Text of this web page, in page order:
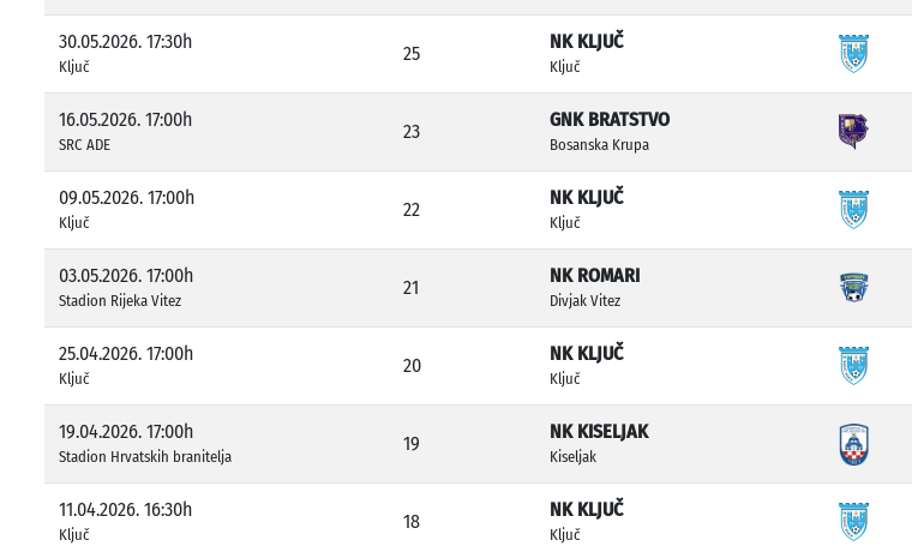
30.05.2026. 17:30h
Ključ
25
NK KLJUČ
Ključ
16.05.2026. 17:00h
SRC ADE
23
GNK BRATSTVO
Bosanska Krupa
09.05.2026. 17:00h
Ključ
22
NK KLJUČ
Ključ
03.05.2026. 17:00h
Stadion Rijeka Vitez
21
NK ROMARI
Divjak Vitez
25.04.2026. 17:00h
Ključ
20
NK KLJUČ
Ključ
19.04.2026. 17:00h
Stadion Hrvatskih branitelja
19
NK KISELJAK
Kiseljak
11.04.2026. 16:30h
Ključ
18
NK KLJUČ
Ključ